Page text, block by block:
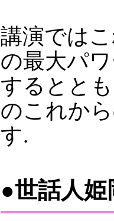
講演では
の最大パ
するとと
のこれか
す.
●世話人